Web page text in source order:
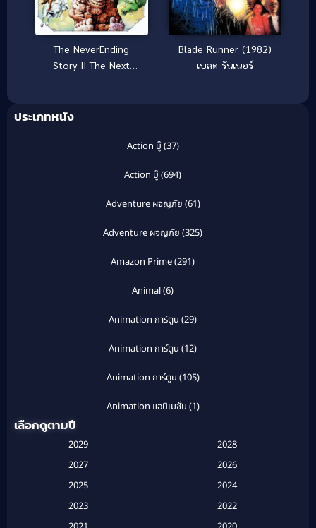
The NeverEnding
Story II The Next
(ซับไทย)
Blade Runner (1982)
เบลด รันเนอร์
ประเภทหนัง
Action บู๊(37)
Action บู๊(694)
Adventure ผจญภัย (61)
Adventure ผจญภัย (325)
Amazon Prime(291)
Animal(6)
Animation การ์ตูน (29)
Animation การ์ตูน (12)
Animation การ์ตูน (105)
Animation แอนิเมชั่น (1)
Based on a True Story สร้างจากเรื่องจริง(2)
เลือกดูตามปี
2029
2028
2027
2026
2025
2024
2023
2022